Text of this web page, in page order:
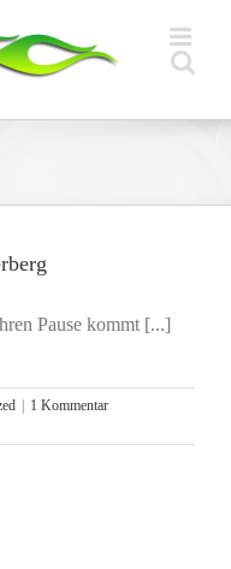
Pause kommt [...]
1 Kommentar